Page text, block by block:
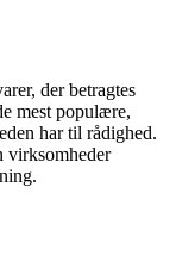
der betragtes
mest populære,
har til rådighed.
virksomheder